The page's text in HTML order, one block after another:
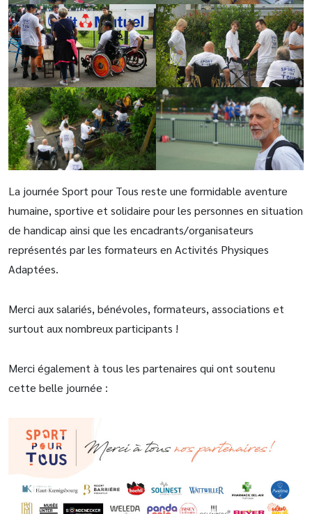
La journée Sport pour Tous reste une formidable aventure
humaine, sportive et solidaire pour les personnes en situation
de handicap ainsi que les encadrants/organisateurs
représentés par les formateurs en Activités Physiques
Adaptées.
Merci aux salariés, bénévoles, formateurs, associations et
surtout aux nombreux participants !
Merci également à tous les partenaires qui ont soutenu
cette belle journée :